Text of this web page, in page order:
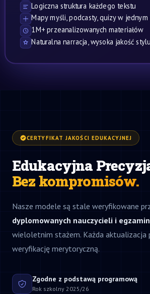
Logiczna struktura każdego tekstu
Mapy myśli, podcasty, quizy w jednym
1M+ przeanalizowanych materiałów
Naturalna narracja, wysoka jakość stylu
CERTYFIKAT JAKOŚCI EDUKACYJNEJ
Edukacyjna
Bez kompromisów.
Nasze modele są stale weryfikowane
dyplomowanych nauczycieli i
wieloletnim stażem. Każda aktualizacja
weryfikację merytoryczną.
Zgodne z podstawą programową
Rok szkolny 2025/26